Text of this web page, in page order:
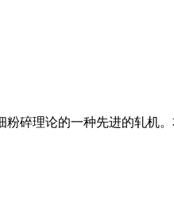
碎理论的一种先进的轧机